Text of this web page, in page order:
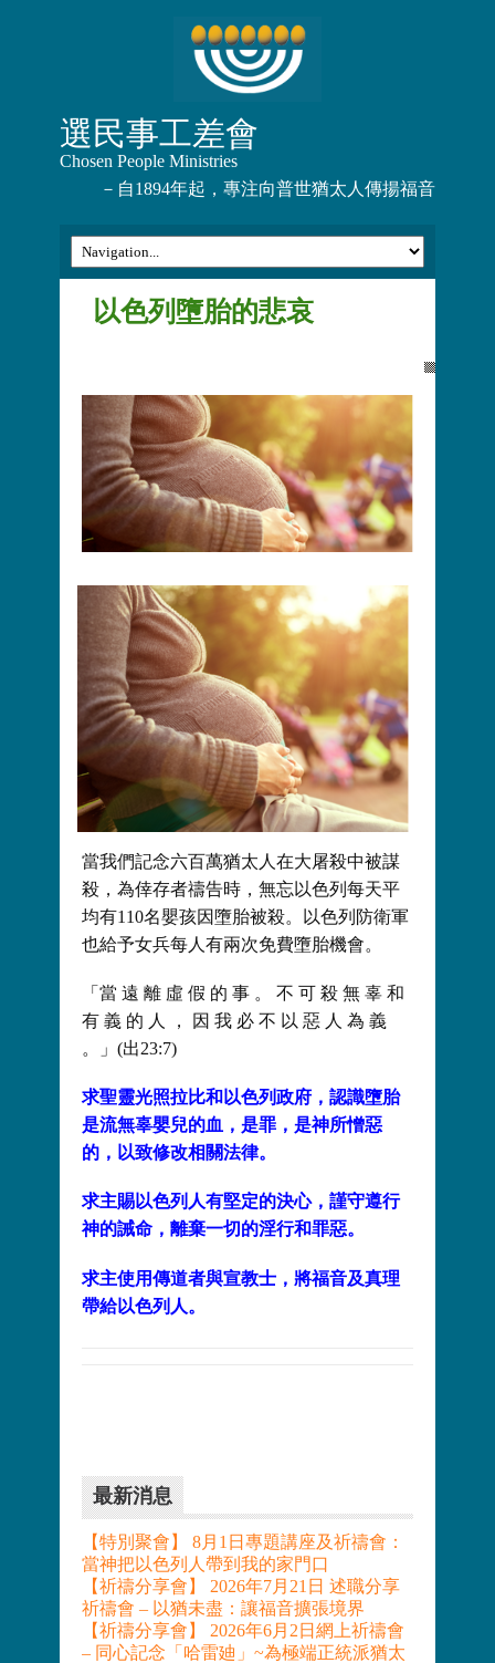
選民事工差會
Chosen People Ministries
－自1894年起，專注向普世猶太人傳揚福音
以色列墮胎的悲哀
當我們記念六百萬猶太人在大屠殺中被謀
殺，為倖存者禱告時，無忘以色列每天平
均有110名嬰孩因墮胎被殺。以色列防衛軍
也給予女兵每人有兩次免費墮胎機會。
「當 遠 離 虛 假 的 事 。 不 可 殺 無 辜 和
有 義 的 人 ， 因 我 必 不 以 惡 人 為 義
。」(出23:7)
求聖靈光照拉比和以色列政府，認識墮胎
是流無辜嬰兒的血，是罪，是神所憎惡
的，以致修改相關法律。
求主賜以色列人有堅定的決心，謹守遵行
神的誡命，離棄一切的淫行和罪惡。
求主使用傳道者與宣教士，將福音及真理
帶給以色列人。
最新消息
【特別聚會】 8月1日專題講座及祈禱會：
當神把以色列人帶到我的家門口
【祈禱分享會】 2026年7月21日 述職分享
祈禱會 – 以猶未盡：讓福音擴張境界
【祈禱分享會】 2026年6月2日網上祈禱會
– 同心記念「哈雷廸」~為極端正統派猶太